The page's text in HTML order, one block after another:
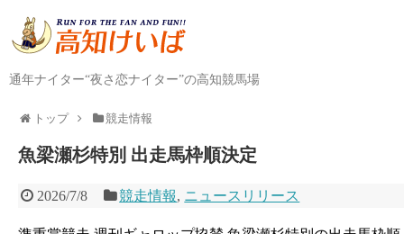
通年ナイター“夜さ恋ナイター”の高知競馬場
トップ 競走情報
魚梁瀬杉特別 出走馬枠順決定
2026/7/8 競走情報, ニュースリリース